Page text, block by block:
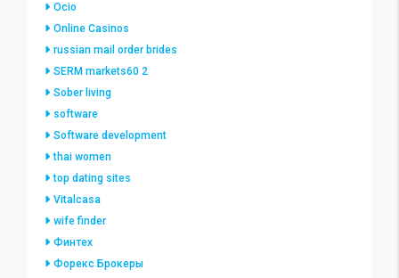
Ocio
Online Casinos
russian mail order brides
SERM markets60 2
Sober living
software
Software development
thai women
top dating sites
Vitalcasa
wife finder
Финтех
Форекс Брокеры